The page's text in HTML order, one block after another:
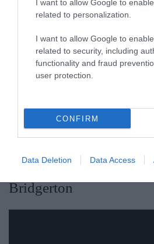
I want to allow Google to
related to personalization.
I want to allow Google to
related to security, including
functionality and fraud
user protection.
CONFIRM
Data Deletion Data Access
A nagyszabású történelmi
negyven évig tartó
mutatja be – a király szerelmi
botrányos házasságaitól
át egyéb politikai döntésekig.
kifigurázott zsarnokként,
emberként is megelevenedik
A Prime Video kínálatában
Bridgerton